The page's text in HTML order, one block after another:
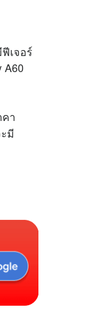
เจอร์
A60
า
มี